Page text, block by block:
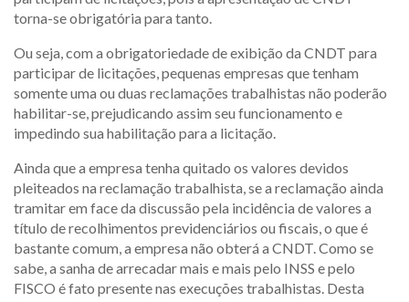
torna-se obrigatória para tanto.
Ou seja, com a obrigatoriedade de exibição da CNDT para
participar de licitações, pequenas empresas que tenham
somente uma ou duas reclamações trabalhistas não poderão
habilitar-se, prejudicando assim seu funcionamento e
impedindo sua habilitação para a licitação.
Ainda que a empresa tenha quitado os valores devidos
pleiteados na reclamação trabalhista, se a reclamação ainda
tramitar em face da discussão pela incidência de valores a
título de recolhimentos previdenciários ou fiscais, o que é
bastante comum, a empresa não obterá a CNDT. Como se
sabe, a sanha de arrecadar mais e mais pelo INSS e pelo
FISCO é fato presente nas execuções trabalhistas. Desta